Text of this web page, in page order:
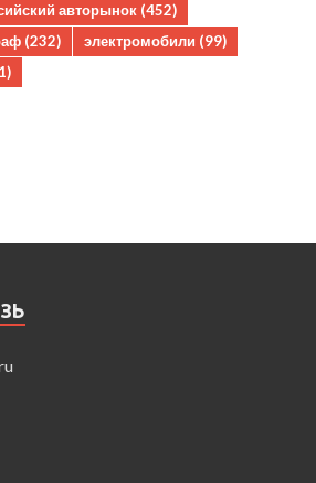
авторынок (452)
(232) электромобили (99)